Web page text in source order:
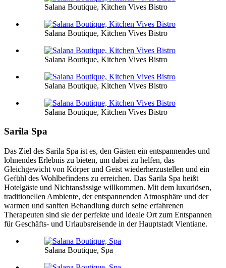
Salana Boutique, Kitchen Vives Bistro
Salana Boutique, Kitchen Vives Bistro
Salana Boutique, Kitchen Vives Bistro
Salana Boutique, Kitchen Vives Bistro
Salana Boutique, Kitchen Vives Bistro
Sarila Spa
Das Ziel des Sarila Spa ist es, den Gästen ein entspannendes und
lohnendes Erlebnis zu bieten, um dabei zu helfen, das
Gleichgewicht von Körper und Geist wiederherzustellen und ein
Gefühl des Wohlbefindens zu erreichen. Das Sarila Spa heißt
Hotelgäste und Nichtansässige willkommen. Mit dem luxuriösen,
traditionellen Ambiente, der entspannenden Atmosphäre und der
warmen und sanften Behandlung durch seine erfahrenen
Therapeuten sind sie der perfekte und ideale Ort zum Entspannen
für Geschäfts- und Urlaubsreisende in der Hauptstadt Vientiane.
Salana Boutique, Spa